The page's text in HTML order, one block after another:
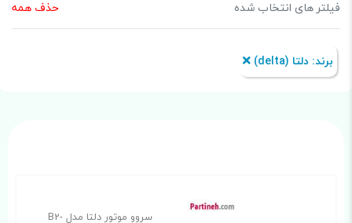
فیلتر های انتخاب شده حذف همه
برند:‌ دلتا (delta)
سروو موتور دلتا مدل B2-